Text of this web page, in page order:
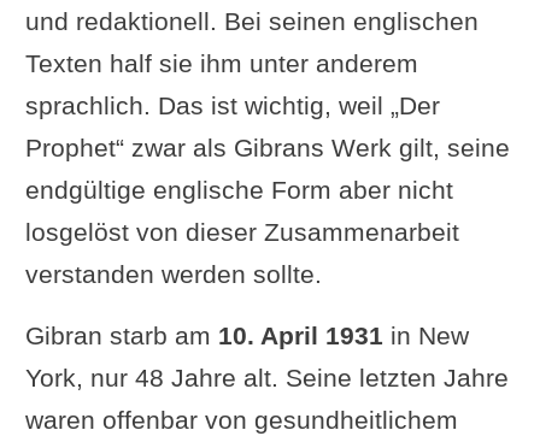
und redaktionell. Bei seinen englischen
Texten half sie ihm unter anderem
sprachlich. Das ist wichtig, weil „Der
Prophet“ zwar als Gibrans Werk gilt, seine
endgültige englische Form aber nicht
losgelöst von dieser Zusammenarbeit
verstanden werden sollte.
Gibran starb am 10. April 1931 in New
York, nur 48 Jahre alt. Seine letzten Jahre
waren offenbar von gesundheitlichem